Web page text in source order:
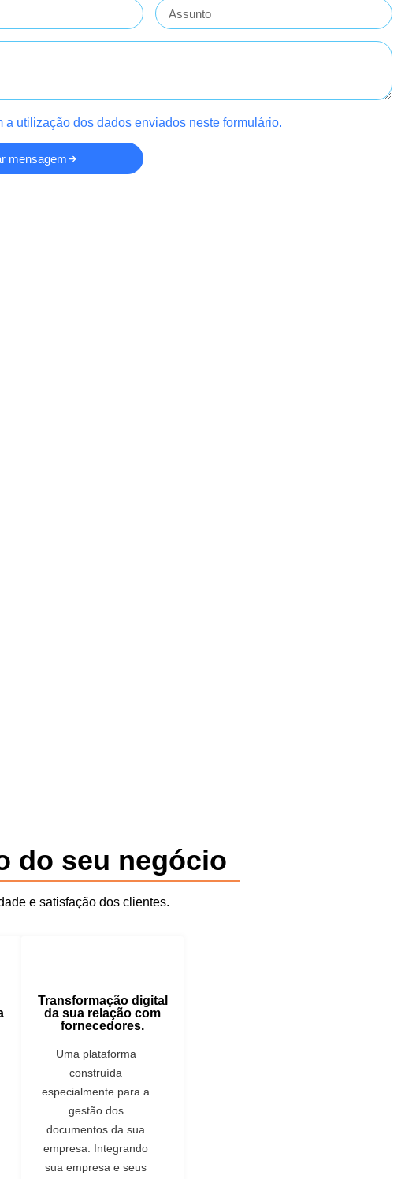
Assunto
a utilização dos dados enviados neste formulário.
mensagem
do seu negócio
e satisfação dos clientes.
Transformação digital
da sua relação com
fornecedores.
Uma plataforma
construída
especialmente para a
gestão dos
documentos da sua
empresa. Integrando
sua empresa e seus